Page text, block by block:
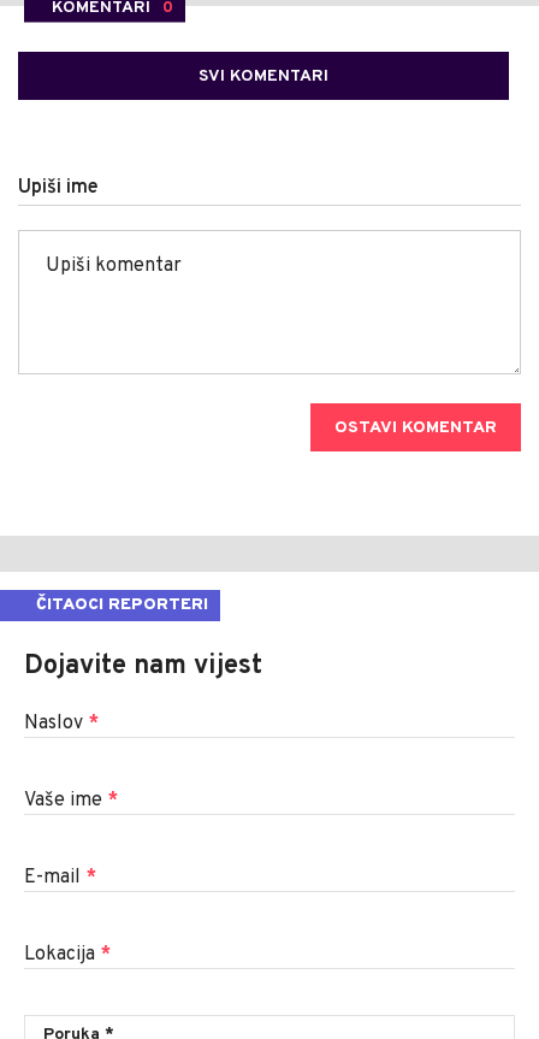
KOMENTARI 0
SVI KOMENTARI
Upiši ime
OSTAVI KOMENTAR
ČITAOCI REPORTERI
Dojavite nam vijest
Naslov *
Vaše ime *
E-mail *
Lokacija *